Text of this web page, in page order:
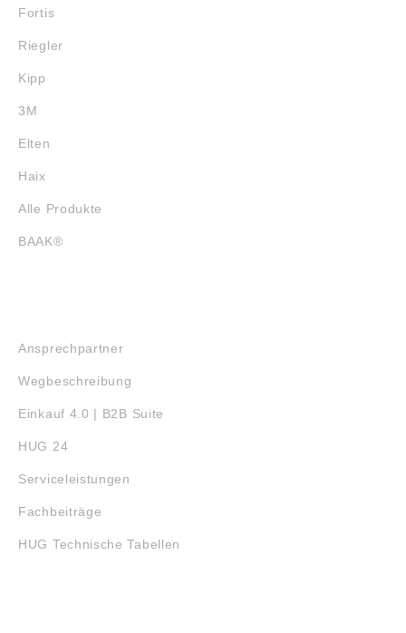
Fortis
Riegler
Kipp
3M
Elten
Haix
Alle Produkte
BAAK®
Ansprechpartner
Wegbeschreibung
Einkauf 4.0 | B2B Suite
HUG 24
Serviceleistungen
Fachbeiträge
HUG Technische Tabellen